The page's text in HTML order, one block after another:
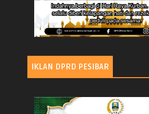
IKLAN DPRD PESIBAR